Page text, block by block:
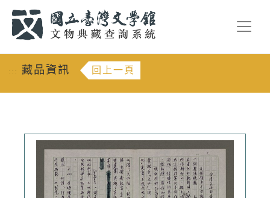
::: 藏品資訊 回上一頁